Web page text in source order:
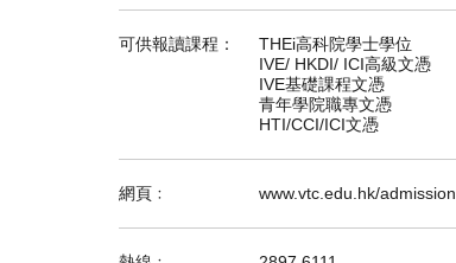
可供報讀課程：
THEi高科院學士學位
IVE/ HKDI/ ICI高級文憑
IVE基礎課程文憑
青年學院職專文憑
HTI/CCI/ICI文憑
網頁﹕ www.vtc.edu.hk/admission